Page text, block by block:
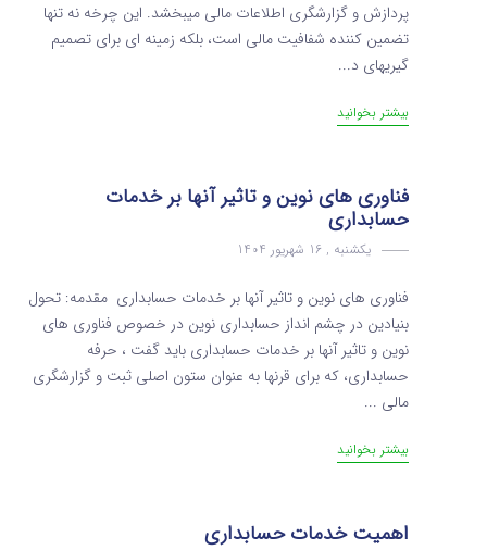
پردازش و گزارشگری اطلاعات مالی میبخشد. این چرخه نه تنها
تضمین کننده شفافیت مالی است، بلکه زمینه‌ ای برای تصمیم
گیریهای د...
بیشتر بخوانید
فناوری های نوین و تاثیر آنها بر خدمات
حسابداری
یکشنبه , 16 شهریور 1404
فناوری های نوین و تاثیر آنها بر خدمات حسابداری مقدمه: تحول
بنیادین در چشم‌ انداز حسابداری نوین در خصوص فناوری های
نوین و تاثیر آنها بر خدمات حسابداری باید گفت ، حرفه
حسابداری، که برای قرنها به عنوان ستون اصلی ثبت و گزارشگری
مالی ...
بیشتر بخوانید
اهمیت خدمات حسابداری